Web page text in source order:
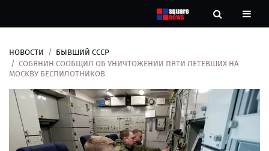
Новости
Рубрики
Контакты
НОВОСТИ
БЫВШИЙ СССР
СОБЯНИН СООБЩИЛ ОБ УНИЧТОЖЕНИИ ПЯТИ ЛЕТЕВШИХ НА
МОСКВУ БЕСПИЛОТНИКОВ